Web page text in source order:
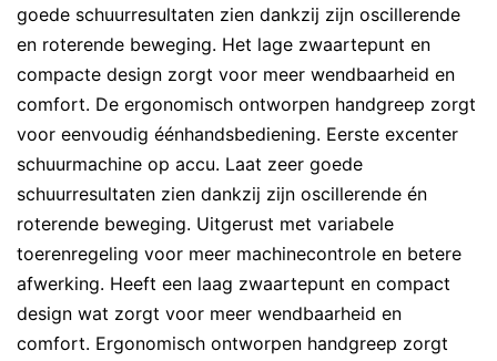
goede schuurresultaten zien dankzij zijn oscillerende
en roterende beweging. Het lage zwaartepunt en
compacte design zorgt voor meer wendbaarheid en
comfort. De ergonomisch ontworpen handgreep zorgt
voor eenvoudig éénhandsbediening. Eerste excenter
schuurmachine op accu. Laat zeer goede
schuurresultaten zien dankzij zijn oscillerende én
roterende beweging. Uitgerust met variabele
toerenregeling voor meer machinecontrole en betere
afwerking. Heeft een laag zwaartepunt en compact
design wat zorgt voor meer wendbaarheid en
comfort. Ergonomisch ontworpen handgreep zorgt